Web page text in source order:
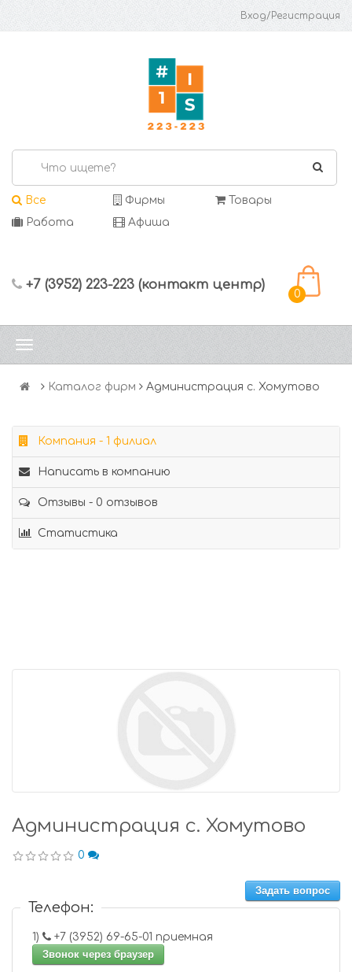
Вход/Регистрация
Все Фирмы
Товары
Работа
Афиша
+7 (3952) 223-223 (контакт центр)
0
Каталог фирм Администрация с. Хомутово
Компания - 1 филиал
Написать в компанию
Отзывы - 0 отзывов
Статистика
Администрация с. Хомутово
0
Задать вопрос
Телефон:
1)
+7 (3952) 69-65-01 приемная
Звонок через браузер